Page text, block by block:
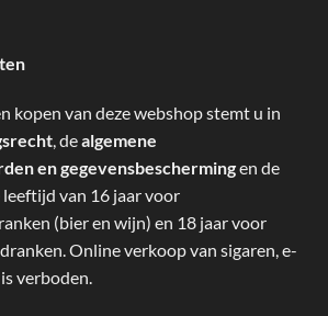
kopen van deze webshop stemt u in
, dealgemene
en gegevensbeschermingen de
van 16 jaar voor
(bier en wijn) en 18 jaar voor
Online verkoop van sigaren, e-
verboden.